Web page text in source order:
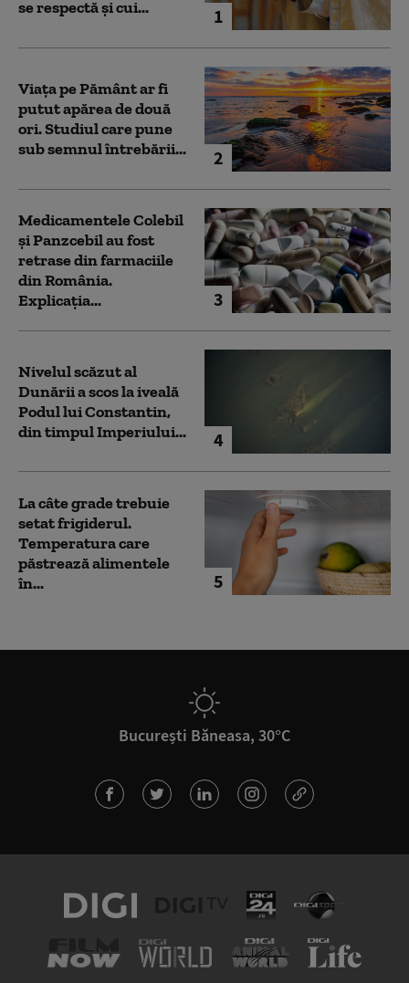
1
se respectă și cui...
2
Viața pe Pământ ar fi
putut apărea de două
ori. Studiul care pune
sub semnul întrebării...
3
Medicamentele Colebil
și Panzcebil au fost
retrase din farmaciile
din România.
Explicația...
4
Nivelul scăzut al
Dunării a scos la iveală
Podul lui Constantin,
din timpul Imperiului...
5
La câte grade trebuie
setat frigiderul.
Temperatura care
păstrează alimentele
în...
București Băneasa, 30°C